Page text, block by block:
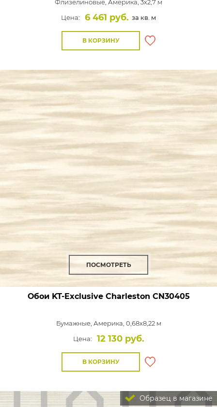
Флизелиновые, Америка, 3x2,7 м
Цена:
6 461 руб. за кв. м
В КОРЗИНУ
ПОСМОТРЕТЬ
Обои KT-Exclusive Charleston CN30405
Бумажные, Америка, 0,68x8,22 м
Цена:
12 130 руб.
В КОРЗИНУ
Образец в магазине